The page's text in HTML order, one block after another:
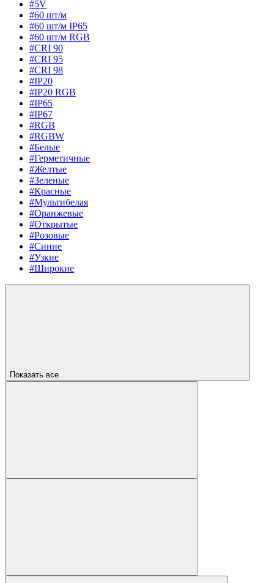
#5V
#60 шт/м
#60 шт/м IP65
#60 шт/м RGB
#CRI 90
#CRI 95
#CRI 98
#IP20
#IP20 RGB
#IP65
#IP67
#RGB
#RGBW
#Белые
#Герметичные
#Желтые
#Зеленые
#Красные
#Мультибелая
#Оранжевые
#Открытые
#Розовые
#Синие
#Узкие
#Широкие
Показать все